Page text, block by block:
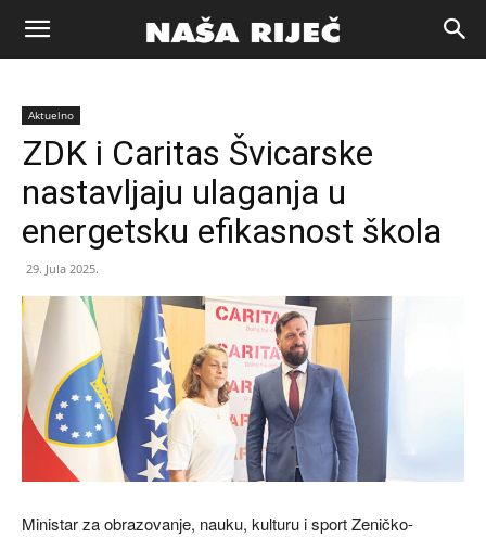
Naša
riječ
Aktuelno
ZDK i Caritas Švicarske
nastavljaju ulaganja u
energetsku efikasnost škola
29. Jula 2025.
Ministar za obrazovanje, nauku, kulturu i sport Zeničko-